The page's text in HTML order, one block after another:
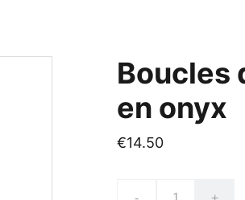
Boucles
en onyx
€14.50